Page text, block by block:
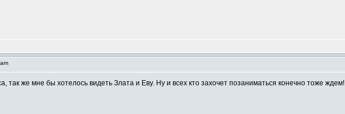
так же мне бы хотелось видеть Злата и Еву. Ну и всех кто захочет позаниматься конечно тоже ждем!